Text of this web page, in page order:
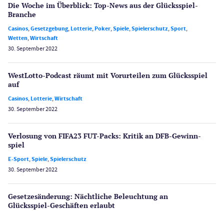
Die Woche im Überblick: Top-News aus der Glücksspiel-
Branche
Casinos,Gesetzgebung,Lotterie,Poker,Spiele,Spielerschutz,Sport,
Wetten,Wirtschaft
30. September 2022
WestLotto-Podcast räumt mit Vorurteilen zum Glücksspiel
auf
Casinos,Lotterie,Wirtschaft
30. September 2022
Verlosung von FIFA23 FUT-Packs: Kritik an DFB-Gewinn­
spiel
E-Sport,Spiele,Spielerschutz
30. September 2022
Gesetzes­änderung: Nächtliche Beleuch­tung an
Glücksspiel-Geschäften erlaubt